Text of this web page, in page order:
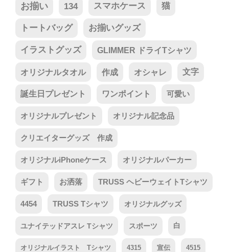
お揃い 134 スマホケース 猫
トートバッグ お揃いグッズ
イラストグッズ GLIMMER ドライTシャツ
オリジナルタオル 作成 オシャレ 文字
誕生日プレゼント ワンポイント 可愛い
オリジナルプレゼント オリジナル記念品
クリエイターグッズ 作成
オリジナルiPhoneケース オリジナルパーカー
ギフト お洒落 TRUSS ヘビーウェイトTシャツ
4454 TRUSS Tシャツ オリジナルグッズ
ユナイテッドアスレ Tシャツ スポーツ 白
オリジナルイラスト Tシャツ 4315 宣伝 4515